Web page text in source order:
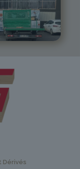
Dérivés